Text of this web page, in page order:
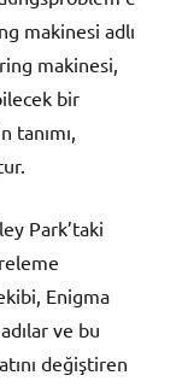
makinesi adlı
makinesi,
bir
Park’taki
Enigma
ve bu
değiştiren